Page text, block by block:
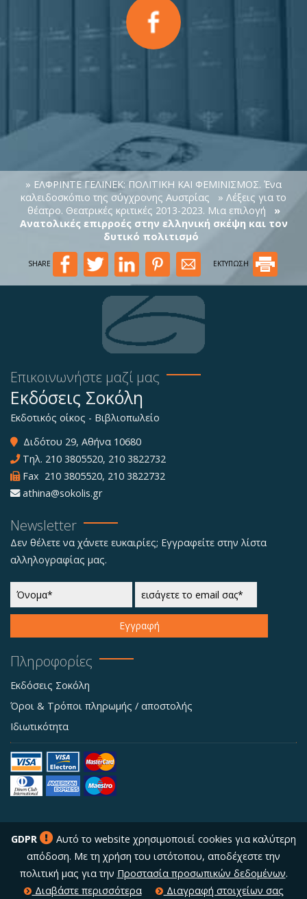
» ΕΛΦΡΙΝΤΕ ΓΕΛΙΝΕΚ: ΠΟΛΙΤΙΚΗ ΚΑΙ ΦΕΜΙΝΙΣΜΟΣ. Ένα
καλειδοσκόπιο της σύγχρονης Αυστρίας
» Λέξεις για το
θέατρο. Θεατρικές κριτικές 2013-2023. Μια επιλογή
»
Ανατολικές επιρροές στην ελληνική σκέψη και τον
δυτικό πολιτισμό
SHARE ΕΚΤΥΠΩΣΗ
Επικοινωνήστε μαζί μας
Εκδόσεις Σοκόλη
Εκδοτικός οίκος - Βιβλιοπωλείο
Διδότου 29, Αθήνα 10680
Τηλ. 210 3805520, 210 3822732
Fax 210 3805520, 210 3822732
athina@sokolis.gr
Newsletter
Δεν θέλετε να χάνετε ευκαιρίες; Εγγραφείτε στην λίστα
αλληλογραφίας μας.
Εγγραφή
Πληροφορίες
Εκδόσεις Σοκόλη
Όροι & Τρόποι πληρωμής / αποστολής
Ιδιωτικότητα
GDPR
Αυτό το website χρησιμοποιεί cookies για καλύτερη
απόδοση. Με τη χρήση του ιστότοπου, αποδέχεστε την
πολιτική μας για την Προστασία προσωπικών δεδομένων.
Διαβάστε περισσότερα
Διαγραφή στοιχείων σας